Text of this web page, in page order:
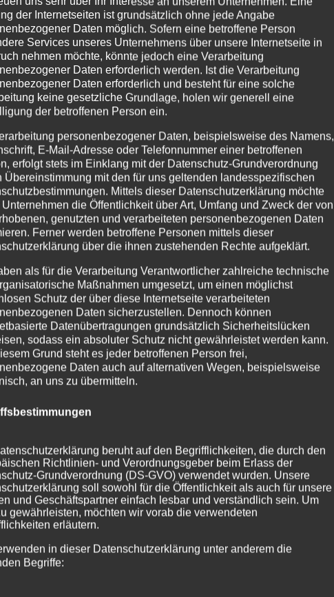
2022
,Haus Partale
schwieriges Jahr mit mehreren Monaten Lockdown liegt
genutzt, um unser Haus für Sie weiter zu
für die neue Außenfassade bis hin zum...
der Internetseiten ist grundsätzlich ohne jede Angabe
Daten möglich. Sofern eine betroffene Person
Services unseres Unternehmens über unsere Internetseite in
nehmen möchte, könnte jedoch eine Verarbeitung
Daten erforderlich werden. Ist die Verarbeitung
Daten erforderlich und besteht für eine solche
keine gesetzliche Grundlage, holen wir generell eine
der betroffenen Person ein.
personenbezogener Daten, beispielsweise des Namens,
E-Mail-Adresse oder Telefonnummer einer betroffenen
erfolgt stets im Einklang mit der Datenschutz-Grundverordnung
Übereinstimmung mit den für uns geltenden landesspezifischen
Mittels dieser Datenschutzerklärung möchte
Unternehmen die Öffentlichkeit über Art, Umfang und Zweck der von
genutzten und verarbeiteten personenbezogenen Daten
Ferner werden betroffene Personen mittels dieser
über die ihnen zustehenden Rechte aufgeklärt.
als für die Verarbeitung Verantwortlicher zahlreiche technische
Maßnahmen umgesetzt, um einen möglichst
Schutz der über diese Internetseite verarbeiteten
Daten sicherzustellen. Dennoch können
Datenübertragungen grundsätzlich Sicherheitslücken
sodass ein absoluter Schutz nicht gewährleistet werden kann.
Grund steht es jeder betroffenen Person frei,
Daten auch auf alternativen Wegen, beispielsweise
an uns zu übermitteln.
beruht auf den Begrifflichkeiten, die durch den
Richtlinien- und Verordnungsgeber beim Erlass der
Grundverordnung (DS-GVO) verwendet wurden. Unsere
soll sowohl für die Öffentlichkeit als auch für unsere
und Geschäftspartner einfach lesbar und verständlich sein. Um
gewährleisten, möchten wir vorab die verwendeten
erläutern.
in dieser Datenschutzerklärung unter anderem die
Begriffe: